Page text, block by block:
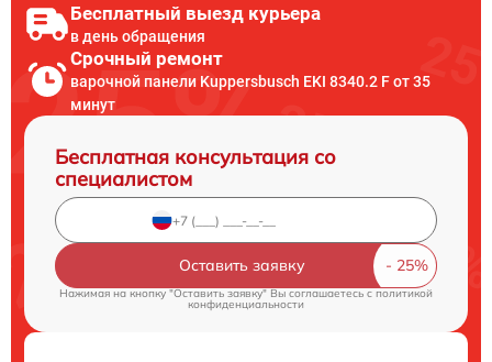
Бесплатный выезд курьера
в день обращения
Срочный ремонт
варочной панели Kuppersbusch EKI 8340.2 F от 35
минут
Бесплатная консультация со
специалистом
Оставить заявку
Нажимая на кнопку "Оставить заявку" Вы соглашаетесь c политикой
конфиденциальности